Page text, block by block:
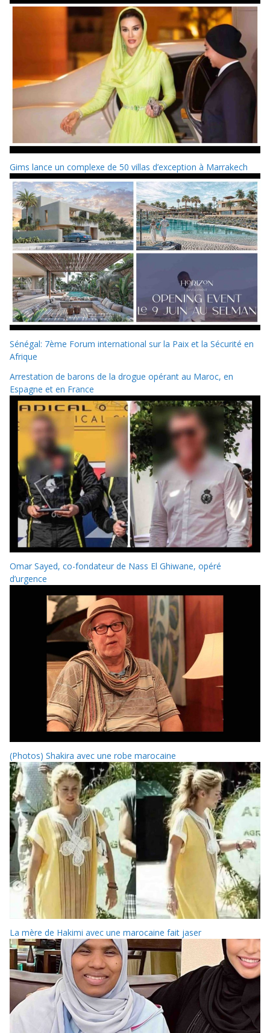
Gims lance un complexe de 50 villas d’exception à Marrakech
Sénégal: 7ème Forum international sur la Paix et la Sécurité en
Afrique
Arrestation de barons de la drogue opérant au Maroc, en
Espagne et en France
Omar Sayed, co-fondateur de Nass El Ghiwane, opéré
d’urgence
(Photos) Shakira avec une robe marocaine
La mère de Hakimi avec une marocaine fait jaser